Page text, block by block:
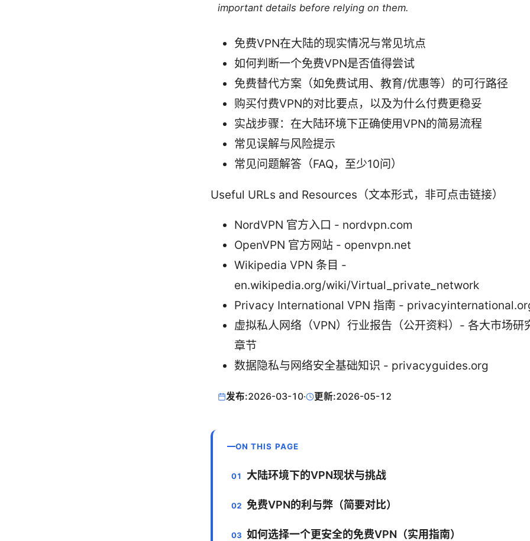
important details before relying on them.
免费VPN在大陆的现实情况与常见坑点
如何判断一个免费VPN是否值得尝试
免费替代方案（如免费试用、教育/优惠等）的可行路径
购买付费VPN的对比要点，以及为什么付费更稳妥
实战步骤：在大陆环境下正确使用VPN的简易流程
常见误解与风险提示
常见问题解答（FAQ，至少10问）
Useful URLs and Resources（文本形式，非可点击链接）
NordVPN 官方入口 - nordvpn.com
OpenVPN 官方网站 - openvpn.net
Wikipedia VPN 条目 -
en.wikipedia.org/wiki/Virtual_private_network
Privacy International VPN 指南 -
虚拟私人网络（VPN）行业报告（公开资料）- 各大市场研
章节
数据隐私与网络安全基础知识 - privacyguides.org
发布:2026-03-10· 更新:2026-05-12
ON THIS PAGE
大陆环境下的VPN现状与挑战
免费VPN的利与弊（简要对比）
如何选择一个更安全的免费VPN（实用指南）